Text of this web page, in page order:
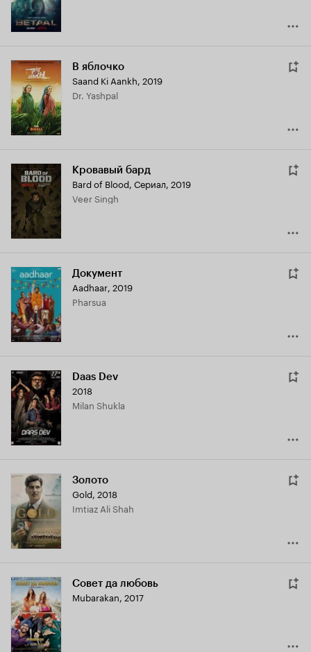
В яблочко
Saand Ki Aankh, 2019
Dr. Yashpal
Кровавый бард
Bard of Blood, Сериал, 2019
Veer Singh
Документ
Aadhaar, 2019
Pharsua
Daas Dev
2018
Milan Shukla
Золото
Gold, 2018
Imtiaz Ali Shah
Совет да любовь
Mubarakan, 2017